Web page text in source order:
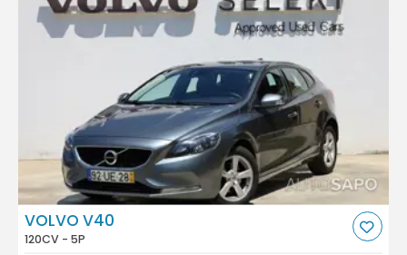
VOLVO V40
120CV - 5P